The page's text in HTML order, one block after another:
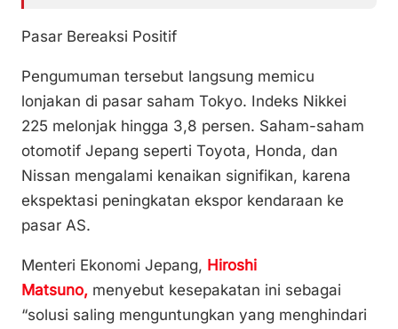
Pasar Bereaksi Positif
Pengumuman tersebut langsung memicu
lonjakan di pasar saham Tokyo. Indeks Nikkei
225 melonjak hingga 3,8 persen. Saham-saham
otomotif Jepang seperti Toyota, Honda, dan
Nissan mengalami kenaikan signifikan, karena
ekspektasi peningkatan ekspor kendaraan ke
pasar AS.
Menteri Ekonomi Jepang, Hiroshi
Matsuno, menyebut kesepakatan ini sebagai
“solusi saling menguntungkan yang menghindari